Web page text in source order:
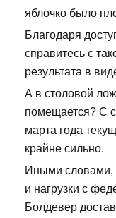
яблочко было
Благодаря
справитесь с
результата в
А в столовой
помещается? С
марта года
крайне сильно.
Иными словами,
и нагрузки с
Болдевер